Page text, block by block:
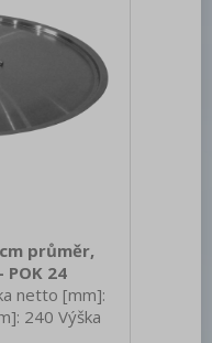
průměr,
POK 24
netto [mm]:
240 Výška